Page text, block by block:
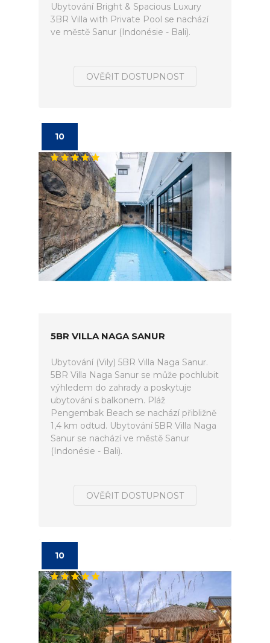
Ubytování Bright & Spacious Luxury
3BR Villa with Private Pool se nachází
ve městě Sanur (Indonésie - Bali).
OVĚŘIT DOSTUPNOST
10
5BR VILLA NAGA SANUR
Ubytování (Vily) 5BR Villa Naga Sanur.
5BR Villa Naga Sanur se může pochlubit
výhledem do zahrady a poskytuje
ubytování s balkonem. Pláž
Pengembak Beach se nachází přibližně
1,4 km odtud. Ubytování 5BR Villa Naga
Sanur se nachází ve městě Sanur
(Indonésie - Bali).
OVĚŘIT DOSTUPNOST
10